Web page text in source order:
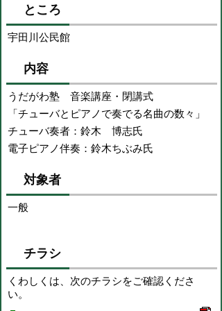
ところ
宇田川公民館
内容
うだがわ塾 音楽講座・閉講式
「チューバとピアノで奏でる名曲の数々」
チューバ奏者：鈴木 博志氏
電子ピアノ伴奏：鈴木ちぶみ氏
対象者
一般
チラシ
くわしくは、次のチラシをご確認くださ
い。